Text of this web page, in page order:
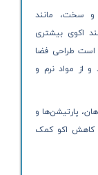
سخت، مانند
اکوی بیشتری
است طراحی فضا
از مواد نرم و
پارتیشن‌ها و
کاهش اکو کمک